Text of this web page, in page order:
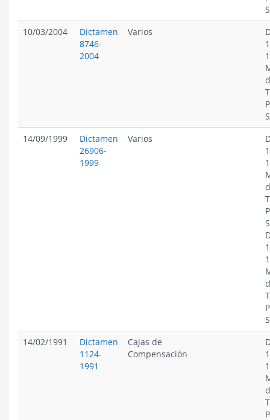
10/03/2004
Dictamen
8746-
2004
Varios
14/09/1999
Dictamen
26906-
1999
Varios
14/02/1991
Dictamen
1124-
1991
Cajas de
Compensación